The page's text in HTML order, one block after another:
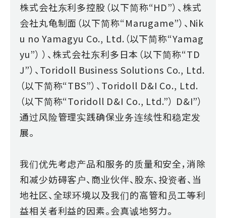
株式会社东利多控股（以下简称“HD”）、株式
会社丸龟制面（以下简称“Marugame”）、Nik
u no Yamagyu Co., Ltd.（以下简称“Yamag
yu”） ）、株式会社东利多日本（以下简称“TD
J”）、Toridoll Business Solutions Co., Ltd.
（以下简称“TBS”）、Toridoll D&I Co., Ltd.
（以下简称“Toridoll D&I Co., Ltd.”） D&I”）
通过风险管理实践确保业务连续性和稳定发
展。
我们优先考虑产品和服务的质量和安全，消除
和减少妨碍客户、商业伙伴、股东、投资者、当
地社区、全球环境以及我们的高管和员工等利
益相关者利益的因素。会真诚地努力。